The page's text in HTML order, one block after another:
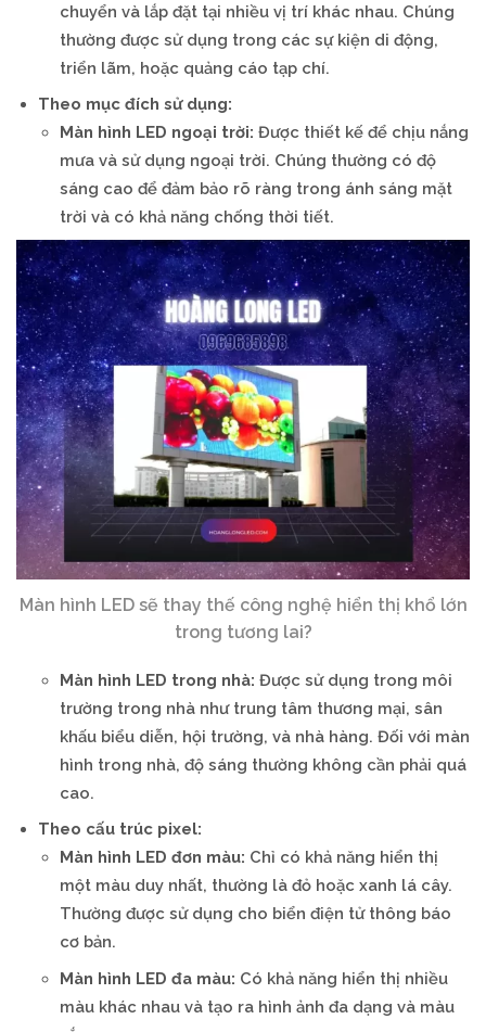
chuyển và lắp đặt tại nhiều vị trí khác nhau. Chúng
thường được sử dụng trong các sự kiện di động,
triển lãm, hoặc quảng cáo tạp chí.
Theo mục đích sử dụng:
Màn hình LED ngoại trời: Được thiết kế để chịu nắng
mưa và sử dụng ngoại trời. Chúng thường có độ
sáng cao để đảm bảo rõ ràng trong ánh sáng mặt
trời và có khả năng chống thời tiết.
Màn hình LED sẽ thay thế công nghệ hiển thị khổ lớn
trong tương lai?
Màn hình LED trong nhà: Được sử dụng trong môi
trường trong nhà như trung tâm thương mại, sân
khấu biểu diễn, hội trường, và nhà hàng. Đối với màn
hình trong nhà, độ sáng thường không cần phải quá
cao.
Theo cấu trúc pixel:
Màn hình LED đơn màu: Chỉ có khả năng hiển thị
một màu duy nhất, thường là đỏ hoặc xanh lá cây.
Thường được sử dụng cho biển điện tử thông báo
cơ bản.
Màn hình LED đa màu: Có khả năng hiển thị nhiều
màu khác nhau và tạo ra hình ảnh đa dạng và màu